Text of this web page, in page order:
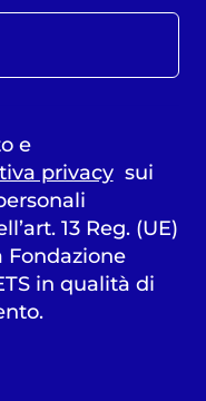
e
privacysui
13 Reg. (UE)
Fondazione
in qualità di